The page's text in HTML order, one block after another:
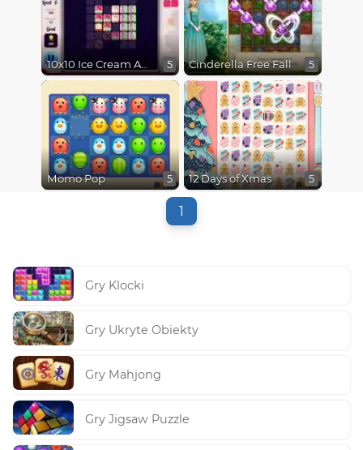
10x10 Ice Cream Adventure 5 Cinderella Free Fall 5
Momo Pop 5 12 Days of Xmas 5
1
Gry Klocki
Gry Ukryte Obiekty
Gry Mahjong
Gry Jigsaw Puzzle